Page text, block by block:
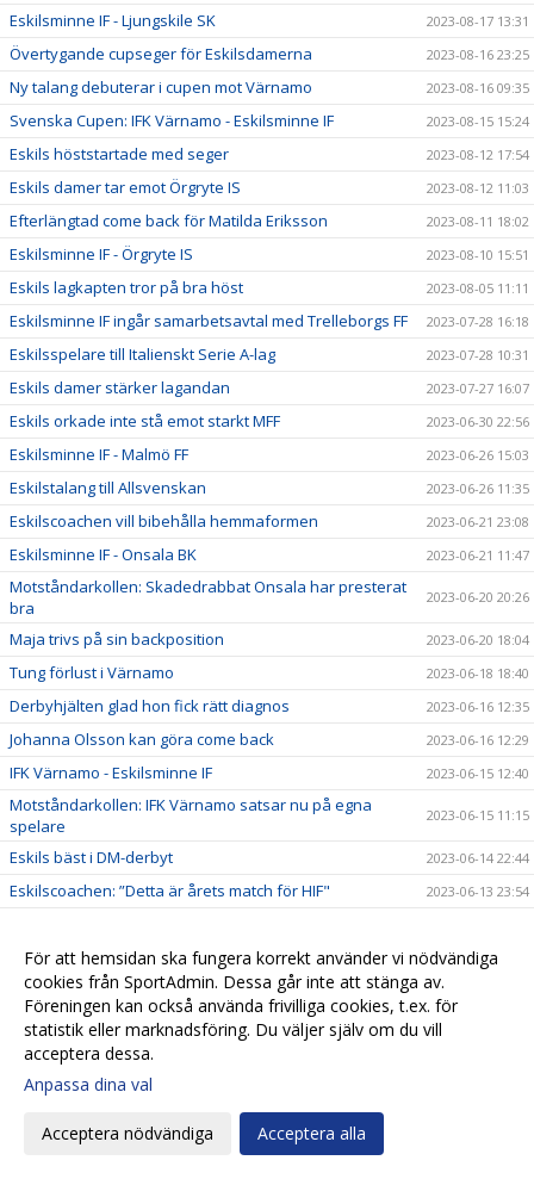
Eskilsminne IF - Ljungskile SK 2023-08-17 13:31
Övertygande cupseger för Eskilsdamerna 2023-08-16 23:25
Ny talang debuterar i cupen mot Värnamo 2023-08-16 09:35
Svenska Cupen: IFK Värnamo - Eskilsminne IF 2023-08-15 15:24
Eskils höststartade med seger 2023-08-12 17:54
Eskils damer tar emot Örgryte IS 2023-08-12 11:03
Efterlängtad come back för Matilda Eriksson 2023-08-11 18:02
Eskilsminne IF - Örgryte IS 2023-08-10 15:51
Eskils lagkapten tror på bra höst 2023-08-05 11:11
Eskilsminne IF ingår samarbetsavtal med Trelleborgs FF 2023-07-28 16:18
Eskilsspelare till Italienskt Serie A-lag 2023-07-28 10:31
Eskils damer stärker lagandan 2023-07-27 16:07
Eskils orkade inte stå emot starkt MFF 2023-06-30 22:56
Eskilsminne IF - Malmö FF 2023-06-26 15:03
Eskilstalang till Allsvenskan 2023-06-26 11:35
Eskilscoachen vill bibehålla hemmaformen 2023-06-21 23:08
Eskilsminne IF - Onsala BK 2023-06-21 11:47
Motståndarkollen: Skadedrabbat Onsala har presterat
bra
2023-06-20 20:26
Maja trivs på sin backposition 2023-06-20 18:04
Tung förlust i Värnamo 2023-06-18 18:40
Derbyhjälten glad hon fick rätt diagnos 2023-06-16 12:35
Johanna Olsson kan göra come back 2023-06-16 12:29
IFK Värnamo - Eskilsminne IF 2023-06-15 12:40
Motståndarkollen: IFK Värnamo satsar nu på egna
spelare
2023-06-15 11:15
Eskils bäst i DM-derbyt 2023-06-14 22:44
Eskilscoachen: ”Detta är årets match för HIF" 2023-06-13 23:54
DM: Helsingborgs IF - Eskilsminne IF 2023-06-12 16:27
Eskils vann tuff match mot Lödöse Nygård 2023-06-10 19:57
Eskilscoachen: ”Vi fokuserar på vårt spel" 2023-06-09 10:09
Eskilsminne IF - Lödöse Nygård IK
Motståndarkollen: Lödöse Nygård kastar inte in
Ellen Pigg gillar spännande motstånd
För att hemsidan ska fungera korrekt använder vi nödvändiga
cookies från SportAdmin. Dessa går inte att stänga av.
Föreningen kan också använda frivilliga cookies, t.ex. för
statistik eller marknadsföring. Du väljer själv om du vill
acceptera dessa.
Anpassa dina val
Acceptera nödvändiga Acceptera alla